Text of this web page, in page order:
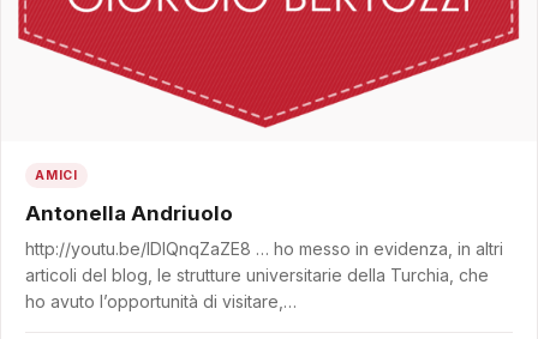
AMICI
Antonella Andriuolo
http://youtu.be/IDlQnqZaZE8 … ho messo in evidenza, in altri
articoli del blog, le strutture universitarie della Turchia, che
ho avuto l’opportunità di visitare,…